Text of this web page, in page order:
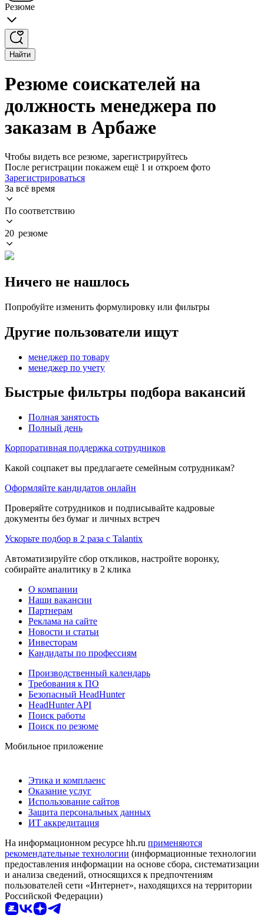
Резюме
Найти
Резюме соискателей на
должность менеджера по
заказам в Арбаже
Чтобы видеть все резюме, зарегистрируйтесь
После регистрации покажем ещё 1 и откроем фото
Зарегистрироваться
За всё время
По соответствию
20 резюме
Ничего не нашлось
Попробуйте изменить формулировку или фильтры
Другие пользователи ищут
менеджер по товару
менеджер по учету
Быстрые фильтры подбора вакансий
Полная занятость
Полный день
Корпоративная поддержка сотрудников
Какой соцпакет вы предлагаете семейным сотрудникам?
Оформляйте кандидатов онлайн
Проверяйте сотрудников и подписывайте кадровые
документы без бумаг и личных встреч
Ускорьте подбор в 2 раза с Talantix
Автоматизируйте сбор откликов, настройте воронку,
собирайте аналитику в 2 клика
О компании
Наши вакансии
Партнерам
Реклама на сайте
Новости и статьи
Инвесторам
Кандидаты по профессиям
Производственный календарь
Требования к ПО
Безопасный HeadHunter
HeadHunter API
Поиск работы
Поиск по резюме
Мобильное приложение
Этика и комплаенс
Оказание услуг
Использование сайтов
Защита персональных данных
ИТ аккредитация
На информационном ресурсе hh.ru применяются
рекомендательные технологии (информационные технологии
предоставления информации на основе сбора, систематизации
и анализа сведений, относящихся к предпочтениям
пользователей сети «Интернет», находящихся на территории
Российской Федерации)